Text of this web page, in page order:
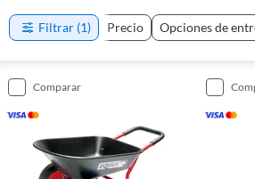
Filtrar (1) Precio Opciones de
comparar